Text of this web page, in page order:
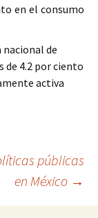
en el consumo
de
de 4.2 por ciento
activa
públicas
en México →